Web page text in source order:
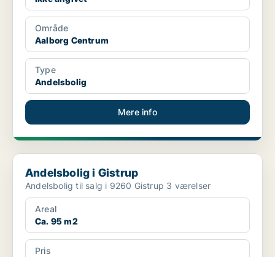
Område
Aalborg Centrum
Type
Andelsbolig
Mere info
Andelsbolig i Gistrup
Andelsbolig i Gistrup
Andelsbolig til salg i 9260 Gistrup 3 værelser
Areal
Ca. 95 m2
Pris